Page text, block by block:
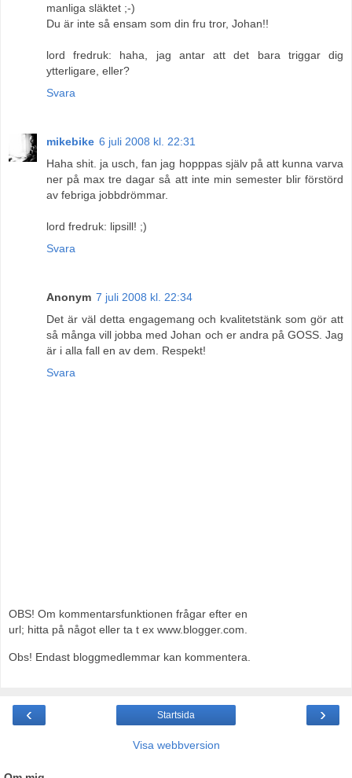
manliga släktet ;-)
Du är inte så ensam som din fru tror, Johan!!
lord fredruk: haha, jag antar att det bara triggar dig
ytterligare, eller?
Svara
mikebike 6 juli 2008 kl. 22:31
Haha shit. ja usch, fan jag hopppas själv på att kunna varva
ner på max tre dagar så att inte min semester blir förstörd
av febriga jobbdrömmar.
lord fredruk: lipsill! ;)
Svara
Anonym 7 juli 2008 kl. 22:34
Det är väl detta engagemang och kvalitetstänk som gör att
så många vill jobba med Johan och er andra på GOSS. Jag
är i alla fall en av dem. Respekt!
Svara
OBS! Om kommentarsfunktionen frågar efter en
url; hitta på något eller ta t ex www.blogger.com.
Obs! Endast bloggmedlemmar kan kommentera.
‹ ›
Startsida
Visa webbversion